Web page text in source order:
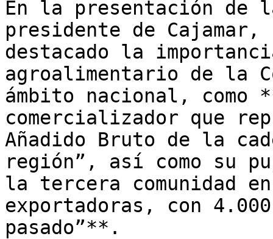
En la presentación
presidente de Cajamar,
destacado la
agroalimentario de la
ámbito nacional, como
comercializador que
Añadido Bruto de la
región”, así como su
la tercera comunidad en
exportadoras, con
pasado”**.